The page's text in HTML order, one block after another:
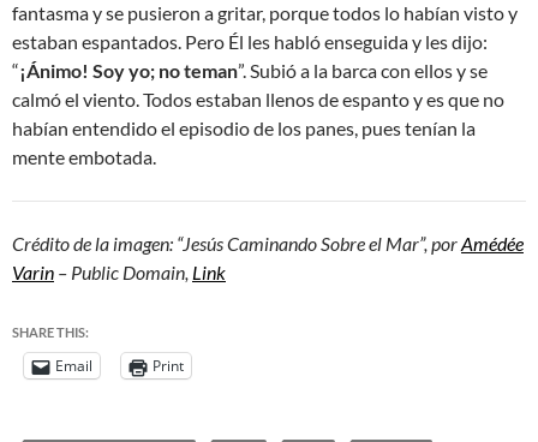
fantasma y se pusieron a gritar, porque todos lo habían visto y
estaban espantados. Pero Él les habló enseguida y les dijo:
“¡Ánimo! Soy yo; no teman”. Subió a la barca con ellos y se
calmó el viento. Todos estaban llenos de espanto y es que no
habían entendido el episodio de los panes, pues tenían la
mente embotada.
Crédito de la imagen: “Jesús Caminando Sobre el Mar”, porAmédée
Varin – Public Domain, Link
SHARE THIS:
Email Print